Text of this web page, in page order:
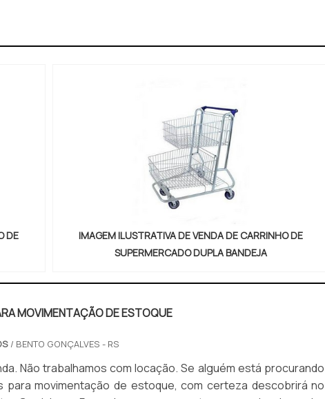
DE
IMAGEM ILUSTRATIVA DE VENDA DE CARRINHO DE
SUPERMERCADO DUPLA BANDEJA
MOVIMENTAÇÃO DE ESTOQUE
/ BENTO GONÇALVES - RS
com locação. Se alguém está procurando
para movimentação de estoque, com certeza descobrirá no